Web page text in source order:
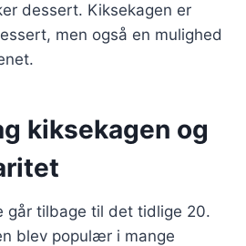
dessert. Kiksekagen er
men også en mulighed
kiksekagen og
går tilbage til det tidlige 20.
blev populær i mange